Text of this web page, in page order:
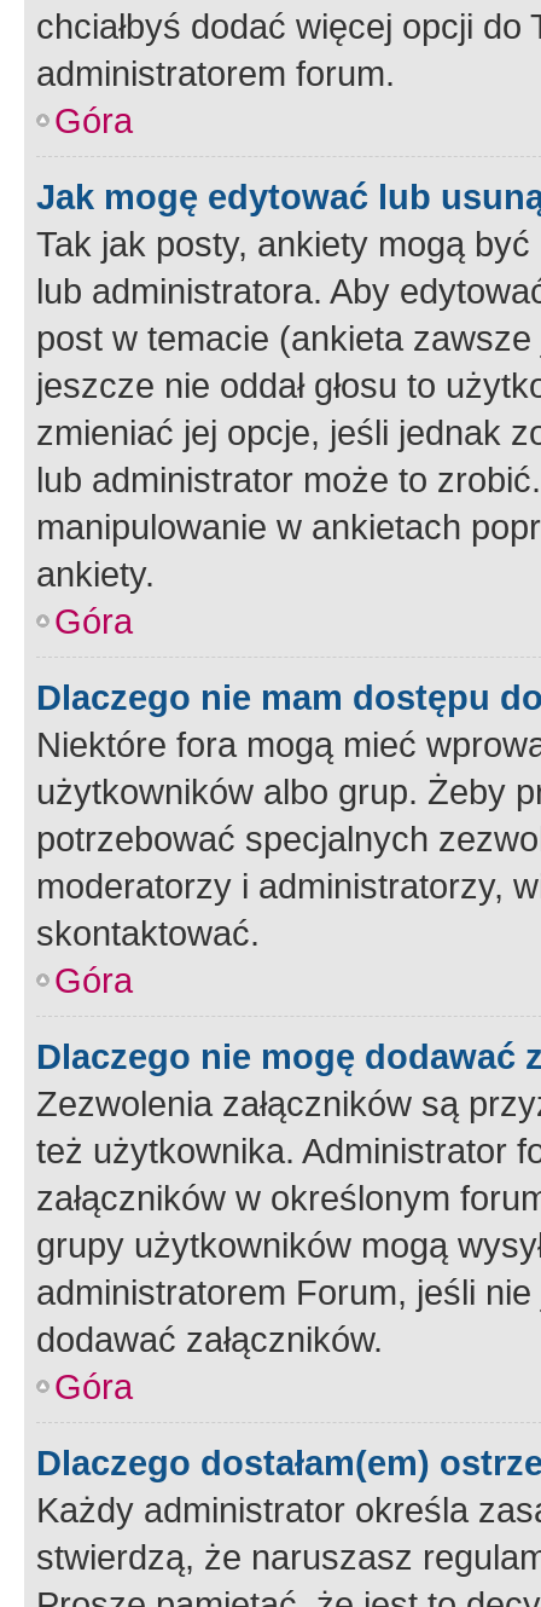
chciałbyś dodać więcej opcji
administratorem forum.
Góra
Jak mogę edytować lub
Tak jak posty, ankiety mogą
lub administratora. Aby
post w temacie (ankieta
jeszcze nie oddał głosu to
zmieniać jej opcje, jeśli jednak
lub administrator może to
manipulowanie w ankietach
ankiety.
Góra
Dlaczego nie mam dostępu
Niektóre fora mogą mieć
użytkowników albo grup. Żeby
potrzebować specjalnych
moderatorzy i administratorzy,
skontaktować.
Góra
Dlaczego nie mogę dodawać
Zezwolenia załączników są
też użytkownika. Administrator
załączników w określonym
grupy użytkowników mogą
administratorem Forum, jeśli
dodawać załączników.
Góra
Dlaczego dostałam(em)
Każdy administrator określa
stwierdzą, że naruszasz